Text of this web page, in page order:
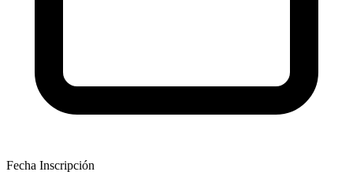
Fecha Inscripción